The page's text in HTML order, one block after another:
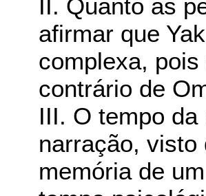
II. Quanto às
afirmar que
complexa,
contrário de
III. O tempo
narração, visto
memória de